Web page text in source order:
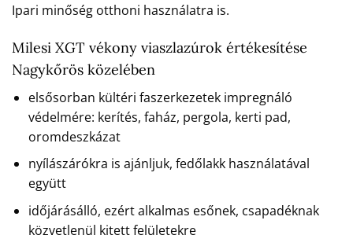
Ipari minőség otthoni használatra is.
Milesi XGT vékony viaszlazúrok értékesítése
Nagykőrös közelében
elsősorban kültéri faszerkezetek impregnáló
védelmére: kerítés, faház, pergola, kerti pad,
oromdeszkázat
nyílászárókra is ajánljuk, fedőlakk használatával
együtt
időjárásálló, ezért alkalmas esőnek, csapadéknak
közvetlenül kitett felületekre